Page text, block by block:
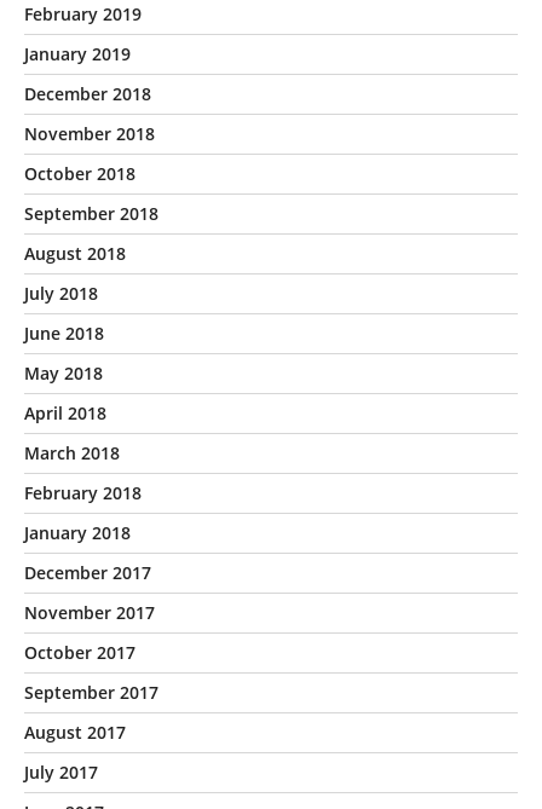
February 2019
January 2019
December 2018
November 2018
October 2018
September 2018
August 2018
July 2018
June 2018
May 2018
April 2018
March 2018
February 2018
January 2018
December 2017
November 2017
October 2017
September 2017
August 2017
July 2017